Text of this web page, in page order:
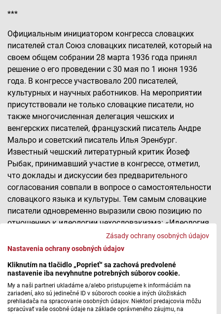
Zásady ochrany osobných údajov
Nastavenia ochrany osobných údajov
Kliknutím na tlačidlo „Poprieť“ sa zachová predvolené
nastavenie iba nevyhnutne potrebných súborov cookie.
My a naši partneri ukladáme a/alebo pristupujeme k informáciám na
zariadení, ako sú jedinečné ID v súboroch cookie a iných úložiskách
prehliadača na spracovanie osobných údajov. Niektorí predajcovia môžu
spracúvať vaše osobné údaje na základe oprávneného záujmu, na
***
Официальным инициатором конгресса словацких
писателей стал Союз словацких писателей, который на
своем общем собрании 28 марта 1936 года принял
решение о его проведении с 30 мая по 1 июня 1936
года. В конгрессе участвовало 200 писателей,
культурных и научных работников. На мероприятии
присутствовали не только словацкие писатели, но
также многочисленная делегация чешских и
венгерских писателей, французский писатель Андре
Мальро и советский писатель Илья Эренбург.
Известный чешский литературный критик Йозеф
Рыбак, принимавший участие в конгрессе, отметил,
что доклады и дискуссии без предварительного
согласования совпали в вопросе о самостоятельности
словацкого языка и культуры. Тем самым словацкие
писатели одновременно выразили свою позицию по
отношению к идеологии чехословакизма: «Идеология
чехословацкая... почти единогласно отвергается. Что
это за идеология? Прежде всего, искусственная,
основания, построенная на основе политических нужд,
маскируемых политизированной научной работой...
Эта идеология не принесла Словакии много хорошего.
Она еще больше усилила сепаратизм, но также